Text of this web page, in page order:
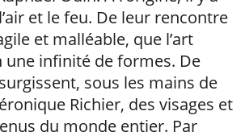
et le feu. De leur rencontre
et malléable, que l’art
infinité de formes. De
sous les mains de
Richier, des visages et
du monde entier. Par